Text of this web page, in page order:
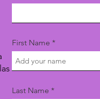
First Name
Last Name